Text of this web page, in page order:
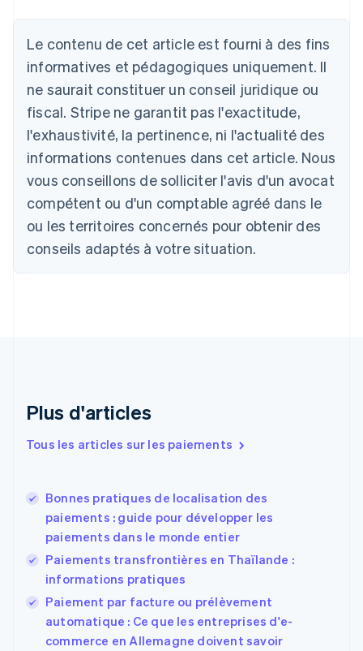
Le contenu de cet article est fourni à des fins
informatives et pédagogiques uniquement. Il
ne saurait constituer un conseil juridique ou
fiscal. Stripe ne garantit pas l'exactitude,
l'exhaustivité, la pertinence, ni l'actualité des
informations contenues dans cet article. Nous
vous conseillons de solliciter l'avis d'un avocat
compétent ou d'un comptable agréé dans le
ou les territoires concernés pour obtenir des
conseils adaptés à votre situation.
Plus d'articles
Tous les articles sur les paiements
Bonnes pratiques de localisation des
paiements : guide pour développer les
paiements dans le monde entier
Paiements transfrontières en Thaïlande :
informations pratiques
Paiement par facture ou prélèvement
automatique : Ce que les entreprises d'e-
commerce en Allemagne doivent savoir
Allemagne
Deutsch
Australie
English
Autriche
Belgique
NederlandsFrançaisDeutschEnglish
Brésil
PortuguêsEnglish
Bulgarie
English
English Français
Chine continentale
English
Espagne
États-Unis
EnglishEspañol 简体中文
Finlande
English Svenska
FrançaisEnglish
Gibraltar
English
Grèce